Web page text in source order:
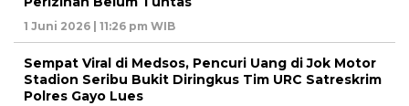
1 Juni 2026 | 11:26 pm WIB
Sempat Viral di Medsos, Pencuri Uang di Jok Motor
Stadion Seribu Bukit Diringkus Tim URC Satreskrim
Polres Gayo Lues